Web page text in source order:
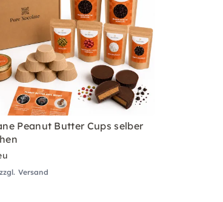
Peanut Butter Cups selber
zzgl. Versand